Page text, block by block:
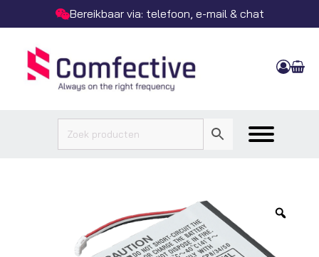
Bereikbaar via: telefoon, e-mail & chat